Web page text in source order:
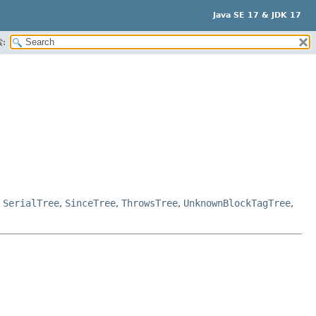
Java SE 17 & JDK 17
:
SerialTree, SinceTree, ThrowsTree, UnknownBlockTagTree,